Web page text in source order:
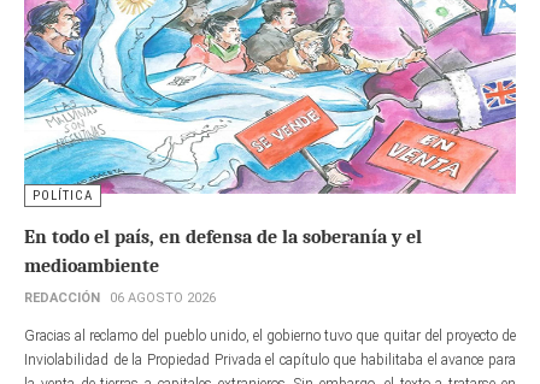
POLÍTICA
En todo el país, en defensa de la soberanía y el
medioambiente
REDACCIÓN 06 AGOSTO 2026
Gracias al reclamo del pueblo unido, el gobierno tuvo que quitar del proyecto de
Inviolabilidad de la Propiedad Privada el capítulo que habilitaba el avance para